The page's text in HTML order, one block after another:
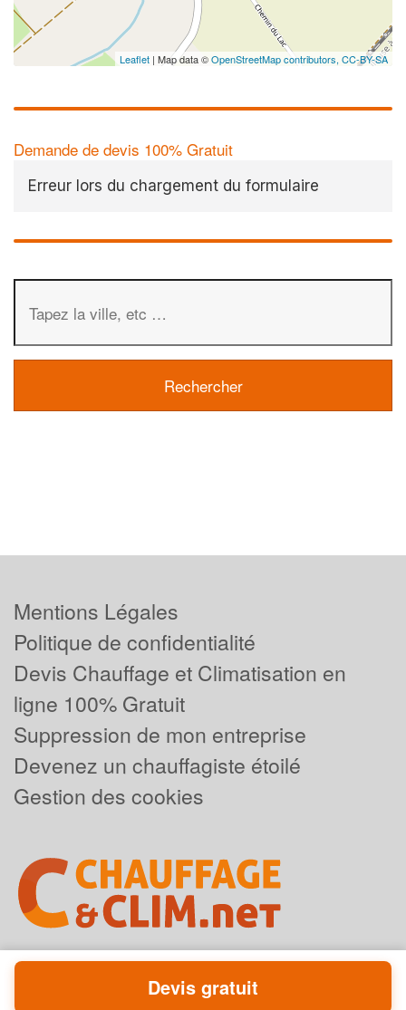
Leaflet | Map data ©OpenStreetMap contributors, CC-BY-SA
Demande de devis 100% Gratuit
Erreur lors du chargement du formulaire
Mentions Légales
Politique de confidentialité
Devis Chauffage et Climatisation en
ligne 100% Gratuit
Suppression de mon entreprise
Devenez un chauffagiste étoilé
Gestion des cookies
Powered byPlus que pro
Devis gratuit